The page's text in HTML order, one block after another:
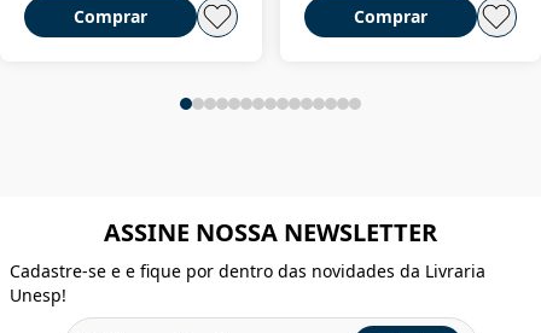
Comprar Comprar
ASSINE NOSSA NEWSLETTER
Cadastre-se e e fique por dentro das novidades da Livraria
Unesp!